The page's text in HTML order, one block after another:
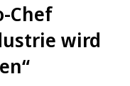
Chef
wird